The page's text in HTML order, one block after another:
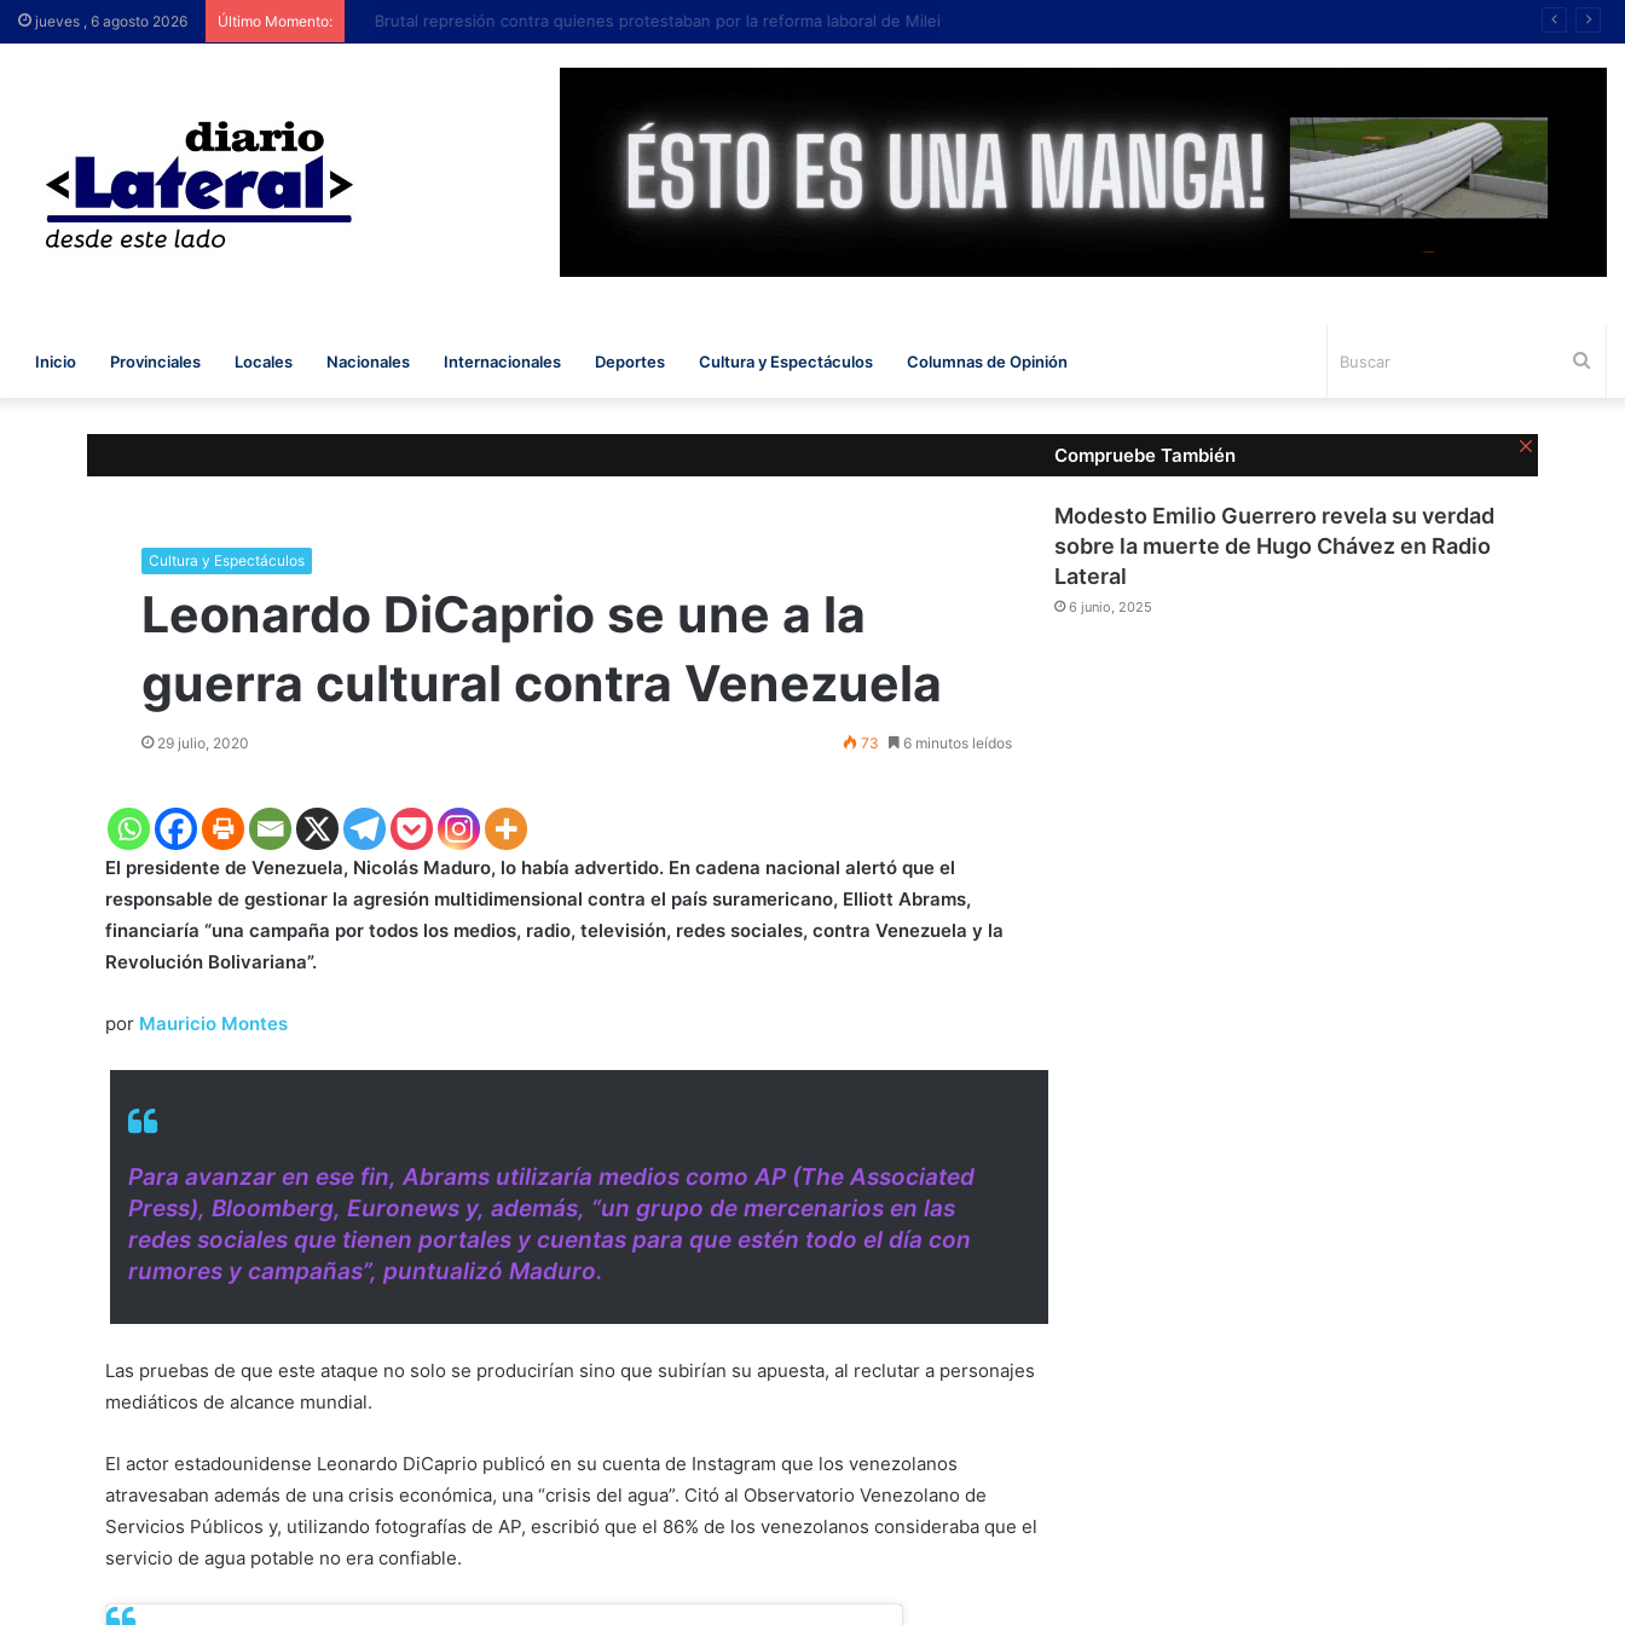
jueves , 6 agosto 2026 Último Momento: Brutal represión contra quienes protestaban por la reforma laboral de Milei
Inicio Provinciales Locales Nacionales Internacionales Deportes Cultura y Espectáculos Columnas de Opinión
Cultura y Espectáculos
Leonardo DiCaprio se une a la
guerra cultural contra Venezuela
29 julio, 2020 73 6 minutos leídos
El presidente de Venezuela, Nicolás Maduro, lo había advertido. En cadena nacional alertó que el
responsable de gestionar la agresión multidimensional contra el país suramericano, Elliott Abrams,
financiaría “una campaña por todos los medios, radio, televisión, redes sociales, contra Venezuela y la
Revolución Bolivariana”.
por Mauricio Montes
Para avanzar en ese fin, Abrams utilizaría medios como AP (The Associated
Press), Bloomberg, Euronews y, además, “un grupo de mercenarios en las
redes sociales que tienen portales y cuentas para que estén todo el día con
rumores y campañas”, puntualizó Maduro.
Las pruebas de que este ataque no solo se producirían sino que subirían su apuesta, al reclutar a personajes
mediáticos de alcance mundial.
El actor estadounidense Leonardo DiCaprio publicó en su cuenta de Instagram que los venezolanos
atravesaban además de una crisis económica, una “crisis del agua”. Citó al Observatorio Venezolano de
Servicios Públicos y, utilizando fotografías de AP, escribió que el 86% de los venezolanos consideraba que el
servicio de agua potable no era confiable.
Compruebe También
Modesto Emilio Guerrero revela su verdad
sobre la muerte de Hugo Chávez en Radio
Lateral
6 junio, 2025